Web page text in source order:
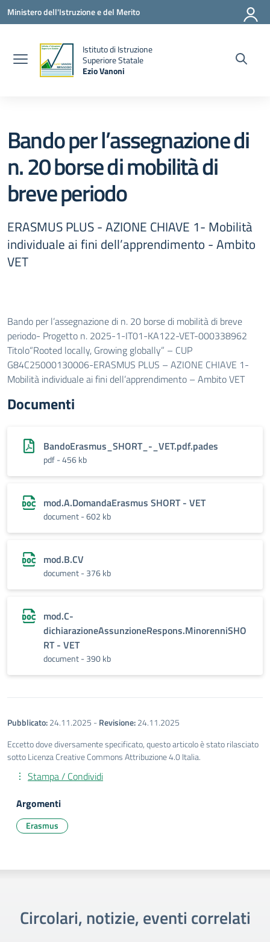
Vai ai contenuti
Vai al menu di navigazione
Vai al footer
Ministero dell'Istruzione e del Merito
Istituto di Istruzione
Superiore Statale
Ezio Vanoni
Bando per l’assegnazione di
n. 20 borse di mobilità di
breve periodo
ERASMUS PLUS - AZIONE CHIAVE 1- Mobilità
individuale ai fini dell’apprendimento - Ambito
VET
Bando per l’assegnazione di n. 20 borse di mobilità di breve
periodo- Progetto n. 2025-1-IT01-KA122-VET-000338962
Titolo“Rooted locally, Growing globally” – CUP
G84C25000130006-ERASMUS PLUS – AZIONE CHIAVE 1-
Mobilità individuale ai fini dell’apprendimento – Ambito VET
Documenti
BandoErasmus_SHORT_-_VET.pdf.pades
pdf - 456 kb
mod.A.DomandaErasmus SHORT - VET
document - 602 kb
mod.B.CV
document - 376 kb
mod.C-
dichiarazioneAssunzioneRespons.MinorenniSHO
RT - VET
document - 390 kb
Pubblicato:24.11.2025 -Revisione:24.11.2025
Eccetto dove diversamente specificato, questo articolo è stato rilasciato
sotto Licenza Creative Commons Attribuzione 4.0 Italia.
Stampa / Condividi
Argomenti
Erasmus
Circolari, notizie, eventi correlati